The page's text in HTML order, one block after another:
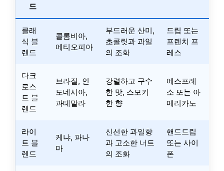
드
클래
식 블
렌드
콜롬비아,
에티오피아
부드러운 산미,
초콜릿과 과일
의 조화
드립 또는
프렌치 프
레스
다크
로스
트 블
렌드
브라질, 인
도네시아,
과테말라
강렬하고 구수
한 맛, 스모키
한 향
에스프레
소 또는 아
메리카노
라이
트 블
렌드
케냐, 파나
마
신선한 과일향
과 고소한 너트
의 조화
핸드드립
또는 사이
폰